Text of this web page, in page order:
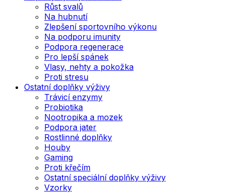
Růst svalů
Na hubnutí
Zlepšení sportovního výkonu
Na podporu imunity
Podpora regenerace
Pro lepší spánek
Vlasy, nehty a pokožka
Proti stresu
Ostatní doplňky výživy
Trávicí enzymy
Probiotika
Nootropika a mozek
Podpora jater
Rostlinné doplňky
Houby
Gaming
Proti křečím
Ostatní speciální doplňky výživy
Vzorky